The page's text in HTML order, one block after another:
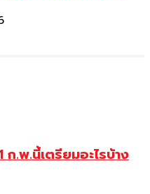
ก.พ.นี้เตรียมอะไรบ้าง